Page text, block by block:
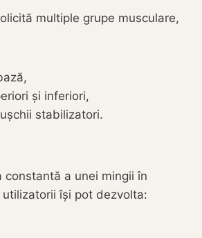
multiple grupe musculare,
și inferiori,
stabilizatori.
constantă a unei mingii în
își pot dezvolta: